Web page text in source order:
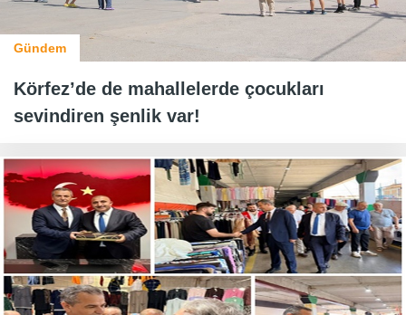
Gündem
Körfez’de de mahallelerde çocukları
sevindiren şenlik var!